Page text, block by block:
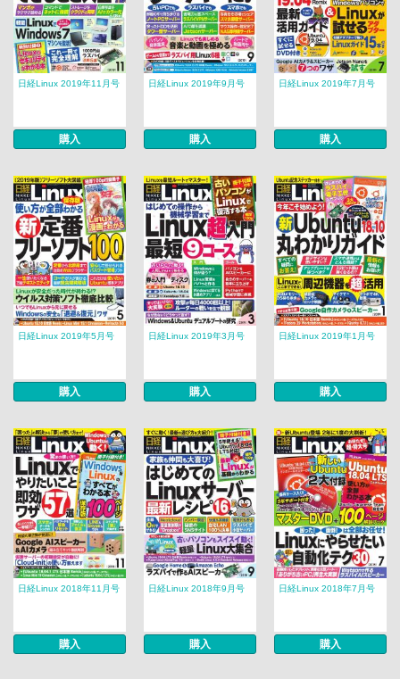
日経Linux 2019年11月号
購入
日経Linux 2019年9月号
購入
日経Linux 2019年7月号
購入
日経Linux 2019年5月号
購入
日経Linux 2019年3月号
購入
日経Linux 2019年1月号
購入
日経Linux 2018年11月号
購入
日経Linux 2018年9月号
購入
日経Linux 2018年7月号
購入